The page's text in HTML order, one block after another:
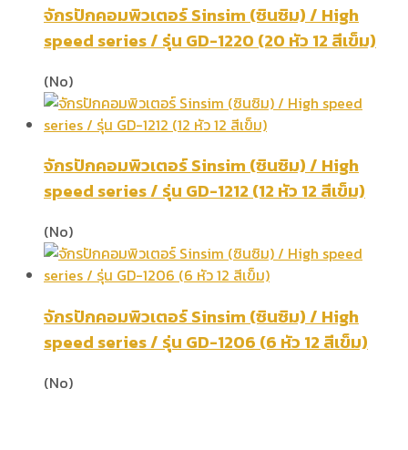
จักรปักคอมพิวเตอร์ Sinsim (ซินซิม) / High
speed series / รุ่น GD-1220 (20 หัว 12 สีเข็ม)
(No)
จักรปักคอมพิวเตอร์ Sinsim (ซินซิม) / High
speed series / รุ่น GD-1212 (12 หัว 12 สีเข็ม)
(No)
จักรปักคอมพิวเตอร์ Sinsim (ซินซิม) / High
speed series / รุ่น GD-1206 (6 หัว 12 สีเข็ม)
(No)